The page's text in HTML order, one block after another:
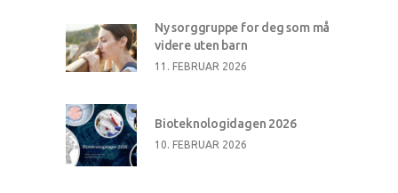
Ny sorggruppe for deg som må
videre uten barn
11. FEBRUAR 2026
Bioteknologidagen 2026
10. FEBRUAR 2026